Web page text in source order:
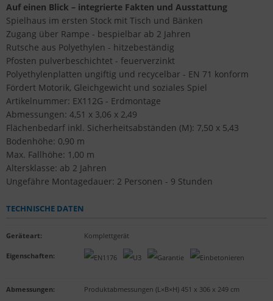
Auf einen Blick – integrierte Fakten und Ausstattung
Spielhaus im ersten Stock mit Tisch und Bänken
Zugang über Rampe - bespielbar ab 2 Jahren
Rutsche aus Polyethylen - hitzebeständig
Pfosten pulverbeschichtet - feuerverzinkt
Polyethylenplatten ungiftig und recycelbar - EN 71 konform
Fördert Motorik, Gleichgewicht und soziales Spiel
Artikelnummer: EX112G - Erdmontage
Abmessungen: 4,51 x 3,06 x 2,49
Flächenbedarf inkl. Sicherheitsabständen (M): 7,50 x 5,43
Bodenhöhe: 0,90 m
Max. Fallhöhe: 1,00 m
Altersklasse: ab 2 Jahren
Ungefähre Montagedauer: 2 Personen - 9 Stunden
TECHNISCHE DATEN
Geräteart: Komplettgerät
Eigenschaften:
Abmessungen: Produktabmessungen (L×B×H) 451 x 306 x 249 cm